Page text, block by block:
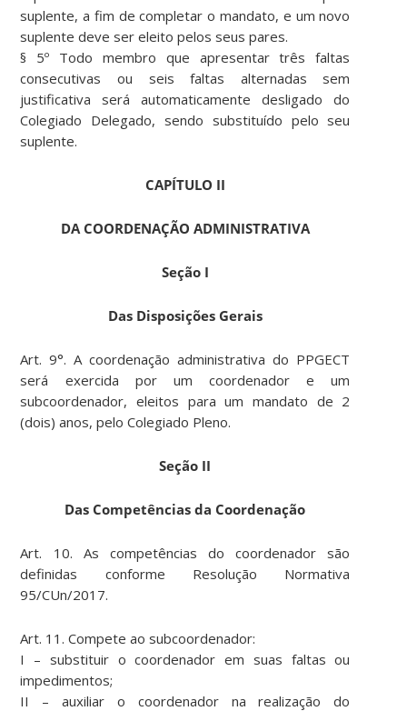
suplente, a fim de completar o mandato, e um novo
suplente deve ser eleito pelos seus pares.
§ 5º Todo membro que apresentar três faltas
consecutivas ou seis faltas alternadas sem
justificativa será automaticamente desligado do
Colegiado Delegado, sendo substituído pelo seu
suplente.
CAPÍTULO II
DA COORDENAÇÃO ADMINISTRATIVA
Seção I
Das Disposições Gerais
Art. 9°. A coordenação administrativa do PPGECT
será exercida por um coordenador e um
subcoordenador, eleitos para um mandato de 2
(dois) anos, pelo Colegiado Pleno.
Seção II
Das Competências da Coordenação
Art. 10. As competências do coordenador são
definidas conforme Resolução Normativa
95/CUn/2017.
Art. 11. Compete ao subcoordenador:
I – substituir o coordenador em suas faltas ou
impedimentos;
II – auxiliar o coordenador na realização do